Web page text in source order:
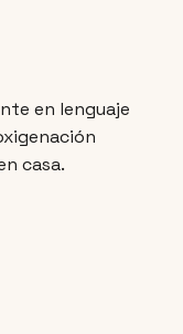
en lenguaje
casa.